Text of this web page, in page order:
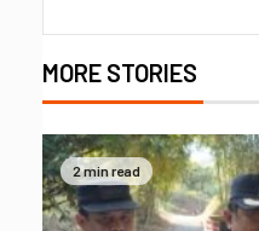
MORE STORIES
2 min read